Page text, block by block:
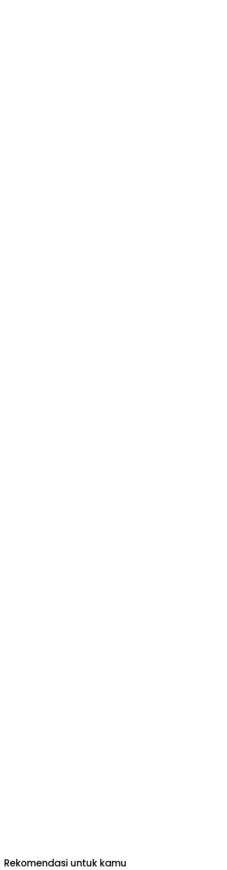
Rekomendasi untuk kamu